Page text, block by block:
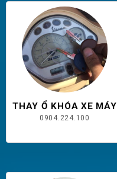
THAY Ổ KHÓA XE MÁY
0904.224.100